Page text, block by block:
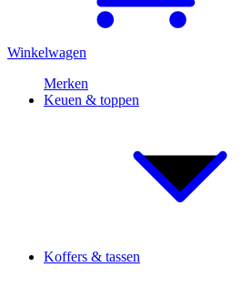
Winkelwagen
Merken
Keuen & toppen
Koffers & tassen